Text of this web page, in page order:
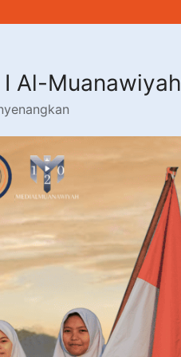
Al-Muanawiyah